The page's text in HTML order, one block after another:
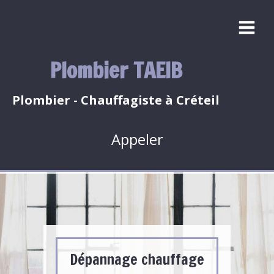
Plombier TAEIB
Plombier - Chauffagiste à Créteil
Appeler
Dépannage Plomberie
Dépannage chauffage